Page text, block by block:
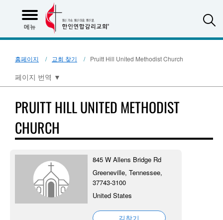
메뉴
홈페이지 교회 찾기 Pruitt Hill United Methodist Church
페이지 번역 ▼
PRUITT HILL UNITED METHODIST
CHURCH
845 W Allens Bridge Rd
Greeneville, Tennessee,
37743-3100
United States
길찾기